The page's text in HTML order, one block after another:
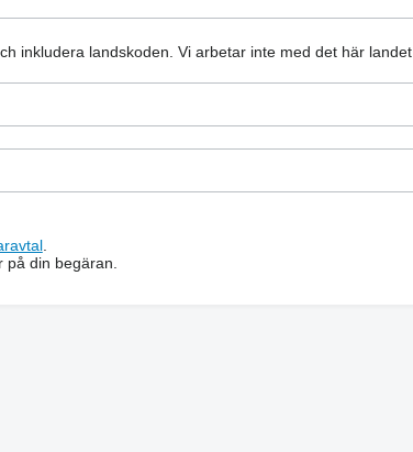
inkludera landskoden. Vi arbetar inte med det här landet
.
din begäran.